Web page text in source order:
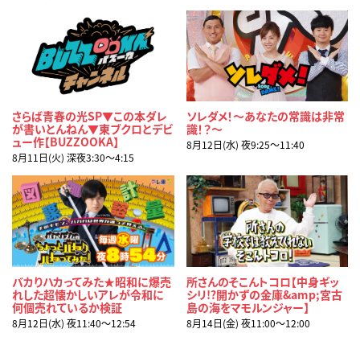
さらば青春の光SP▼この本ダレ
が書いとんねん▼東ブクロとデビ
ュー作【BUZZOOKA】
8月11日(火) 深夜3:30〜4:15
ソレダメ！～あなたの常識は非常
識！？～
8月12日(水) 夜9:25〜11:40
バカりハカってみた★昭和に爆売
れした超懐かしいアレが令和に
何個売れているか検証
8月12日(水) 夜11:40〜12:54
所さんのそこんトコロ【中身ギッ
シリ!?開かずの金庫&amp;宮古
島の海をマモルンジャー】
8月14日(金) 夜11:00〜12:00